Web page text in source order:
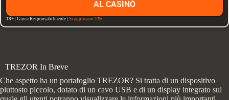
AL CASINÒ
18+ | Gioca Responsabilmente | Si applicano T&C
TREZOR In Breve
Che aspetto ha un portafoglio TREZOR? Si tratta di un dispositivo
piuttosto piccolo, dotato di un cavo USB e di un display integrato sul